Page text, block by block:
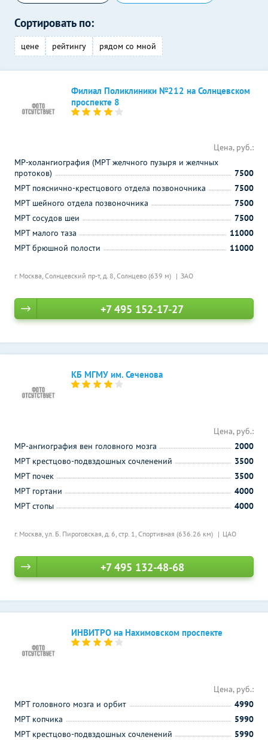
Сортировать по:
цене рейтингу рядом со мной
Филиал Поликлиники №212 на Солнцевском
проспекте 8
г. Москва, Солнцевский пр-т, д. 8, Солнцево (639 м) ЗАО
Цена, руб.:
МР-холангиография (МРТ желчного пузыря и желчных
протоков)
7500
МРТ пояснично-крестцового отдела позвоночника
7500
МРТ шейного отдела позвоночника
7500
МРТ сосудов шеи
7500
МРТ малого таза
11000
МРТ брюшной полости
11000
+7 495 152-17-27
КБ МГМУ им. Сеченова
г. Москва, ул. Б. Пироговская, д. 6, стр. 1, Спортивная (636.26 км) ЦАО
Цена, руб.:
МР-ангиография вен головного мозга
2000
МРТ крестцово-подвздошных сочленений
3500
МРТ почек
3500
МРТ гортани
4000
МРТ стопы
4000
+7 495 132-48-68
ИНВИТРО на Нахимовском проспекте
Цена, руб.:
МРТ головного мозга и орбит
4990
МРТ копчика
5990
МРТ крестцово-подвздошных сочленений
5990